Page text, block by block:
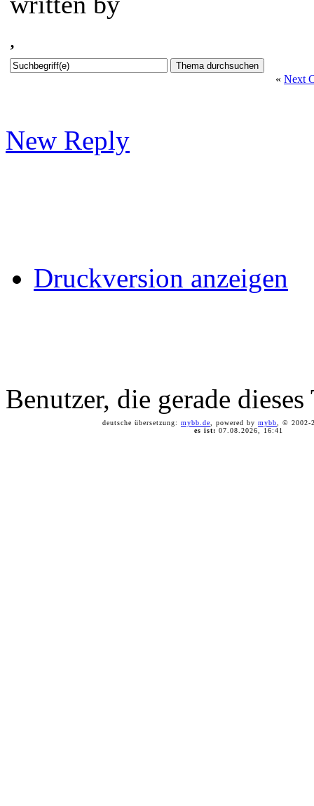
« Next
New Reply
Druckversion anzeigen
Benutzer, die gerade
deutsche übersetzung: mybb.de , powered by mybb , ©
es ist: 07.08.2026, 16:41